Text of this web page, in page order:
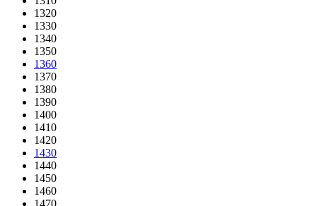
1320
1330
1340
1350
1360
1370
1380
1390
1400
1410
1420
1430
1440
1450
1460
1470